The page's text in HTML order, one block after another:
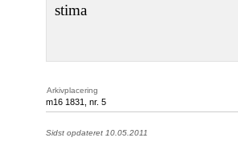
stima
Arkivplacering
m16 1831, nr. 5
Sidst opdateret 10.05.2011